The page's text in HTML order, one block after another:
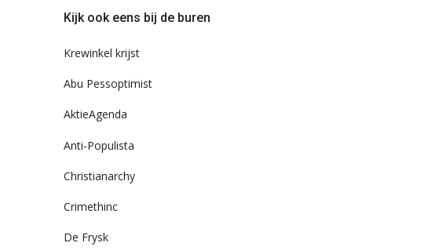
ons
Kijk ook eens bij de buren
Krewinkel krijst
Abu Pessoptimist
AktieAgenda
Anti-Populista
Christianarchy
Crimethinc
De Frysk